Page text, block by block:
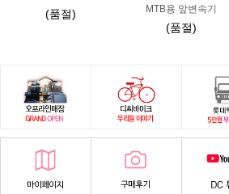
(품절)
MTB용 앞변속기
(품절)